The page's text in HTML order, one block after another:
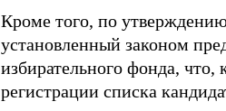
Кроме того, по
установленный законом
избирательного фонда, что,
регистрации списка